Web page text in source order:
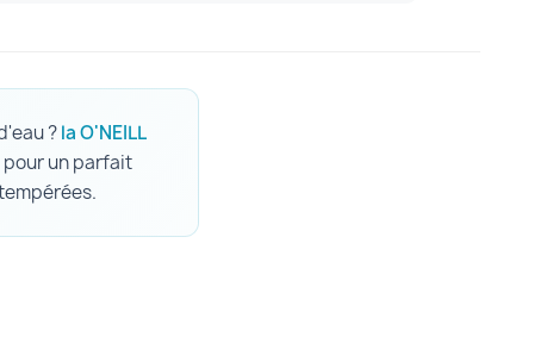
?la O'NEILL
pour un parfait